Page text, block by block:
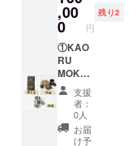
します
のでご
連絡く
ださ
い。
レス製
ベトナ
ム式ド
リッ
パーを1
個 ④陶
器製ベ
トナム
式ド
リッ
パー、
,00
0 円
残り2
①KAO
RU
MOKA
グラウ
ンド
（挽い
た後の
粉）
支援
者：
0人
お届
け予